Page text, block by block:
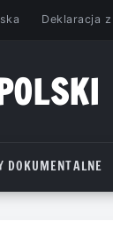
Deklaracja
DOKUMENTALNE